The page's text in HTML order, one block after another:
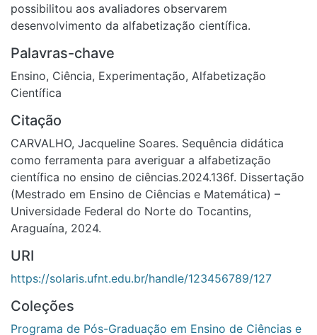
possibilitou aos avaliadores observarem
desenvolvimento da alfabetização científica.
Palavras-chave
Ensino, Ciência, Experimentação, Alfabetização
Científica
Citação
CARVALHO, Jacqueline Soares. Sequência didática
como ferramenta para averiguar a alfabetização
científica no ensino de ciências.2024.136f. Dissertação
(Mestrado em Ensino de Ciências e Matemática) –
Universidade Federal do Norte do Tocantins,
Araguaína, 2024.
URI
https://solaris.ufnt.edu.br/handle/123456789/127
Coleções
Programa de Pós-Graduação em Ensino de Ciências e